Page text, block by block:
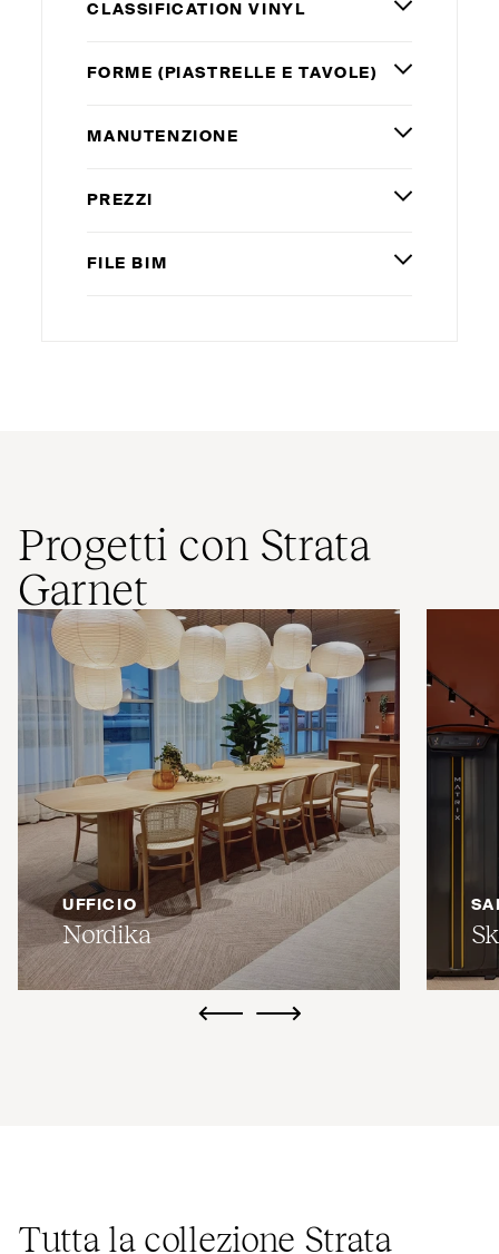
CLASSIFICATION VINYL
FORME (PIASTRELLE E TAVOLE)
MANUTENZIONE
PREZZI
FILE BIM
Progetti con Strata
Garnet
UFFICIO
Nordika
ui.previousui.next
Tutta la collezione Strata